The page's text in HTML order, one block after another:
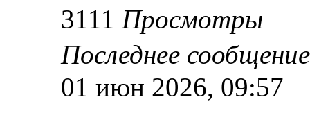
3111 Просмотры
Последнее
01 июн 2026, 09:57